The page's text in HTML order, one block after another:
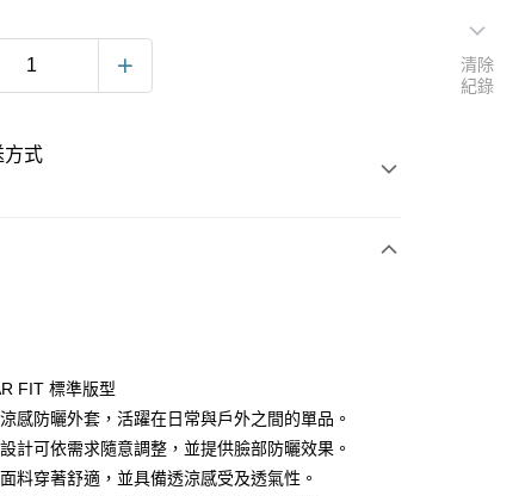
方式
FIT 標準版型
感防曬外套，活躍在日常與戶外之間的單品。
計可依需求隨意調整，並提供臉部防曬效果。
料穿著舒適，並具備透涼感受及透氣性。
清除
紀錄